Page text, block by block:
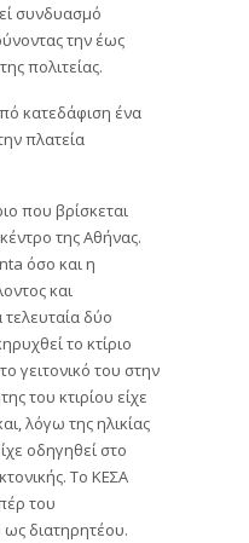
συνδυασμό
την έως
πολιτείας.
κατεδάφιση ένα
πλατεία
που βρίσκεται
της Αθήνας.
όσο και η
και
τελευταία δύο
το κτίριο
γειτονικό του στην
του κτιρίου είχε
λόγω της ηλικίας
οδηγηθεί στο
Το ΚΕΣΑ
του
ως διατηρητέου.